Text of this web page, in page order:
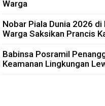
Warga
Nobar Piala Dunia 2026
Warga Saksikan Prancis
Babinsa Posramil
Keamanan Lingkungan